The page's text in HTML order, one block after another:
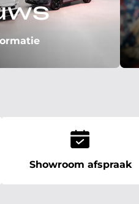
Showroom afspraak